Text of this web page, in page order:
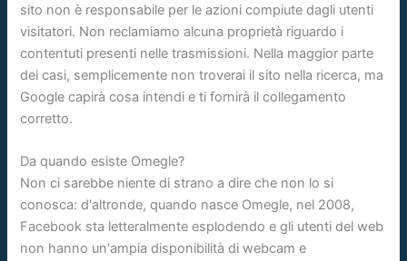
sito non è responsabile per le azioni compiute dagli utenti
visitatori. Non reclamiamo alcuna proprietà riguardo i
contentuti presenti nelle trasmissioni. Nella maggior parte
dei casi, semplicemente non troverai il sito nella ricerca, ma
Google capirà cosa intendi e ti fornirà il collegamento
corretto.
Da quando esiste Omegle?
Non ci sarebbe niente di strano a dire che non lo si
conosca: d'altronde, quando nasce Omegle, nel 2008,
Facebook sta letteralmente esplodendo e gli utenti del web
non hanno un'ampia disponibilità di webcam e